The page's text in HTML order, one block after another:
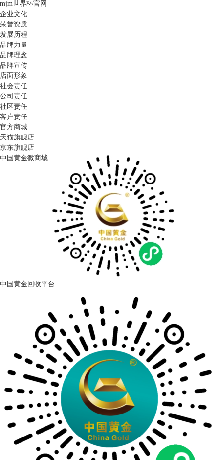
mjm世界杯官网
企业文化
荣誉资质
发展历程
品牌力量
品牌理念
品牌宣传
店面形象
社会责任
公司责任
社区责任
客户责任
官方商城
天猫旗舰店
京东旗舰店
中国黄金微商城
中国黄金回收平台